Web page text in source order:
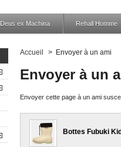
Deus ex Machina Rehall Homme
Accueil > Envoyer à un ami
Envoyer à un
Envoyer cette page à un ami
Bottes Fubuki